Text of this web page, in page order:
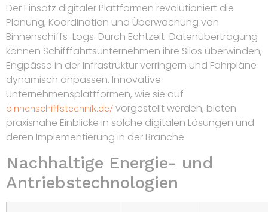
Der Einsatz digitaler Plattformen revolutioniert die
Planung, Koordination und Überwachung von
Binnenschiffs-Logs. Durch Echtzeit-Datenübertragung
können Schifffahrtsunternehmen ihre Silos überwinden,
Engpässe in der Infrastruktur verringern und Fahrpläne
dynamisch anpassen. Innovative
Unternehmensplattformen, wie sie auf
binnenschiffstechnik.de/ vorgestellt werden, bieten
praxisnahe Einblicke in solche digitalen Lösungen und
deren Implementierung in der Branche.
Nachhaltige Energie- und
Antriebstechnologien